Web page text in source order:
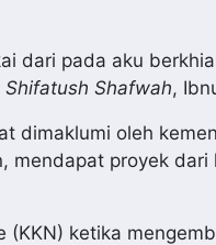
dari pada aku
Shifatush Shafwah,
dimaklumi oleh
mendapat proyek dari
ketika